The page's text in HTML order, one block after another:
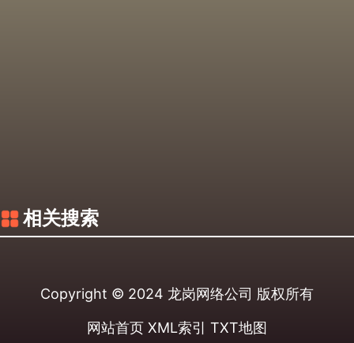
相关搜索
Copyright © 2024 龙岗网络公司 版权所有
网站首页 XML索引 TXT地图